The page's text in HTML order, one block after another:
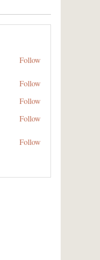
Follow
Follow
Follow
Follow
Follow